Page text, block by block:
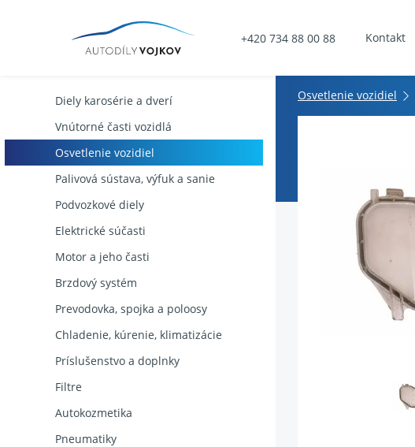
+420 734 88 00 88 Kontakt
Diely karosérie a dverí
Vnútorné časti vozidlá
Osvetlenie vozidiel
Palivová sústava, výfuk a sanie
Podvozkové diely
Elektrické súčasti
Motor a jeho časti
Brzdový systém
Prevodovka, spojka a poloosy
Chladenie, kúrenie, klimatizácie
Príslušenstvo a doplnky
Filtre
Autokozmetika
Pneumatiky
Osvetlenie vozidiel